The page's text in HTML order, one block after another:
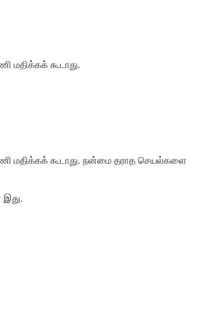
மதிக்கக் கூடாது.
மதிக்கக் கூடாது. நன்மை தராத செயல்களை
இது.